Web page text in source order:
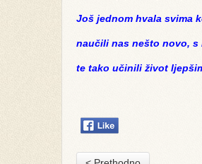
Još jednom hvala svima
naučili nas nešto novo, s
te tako učinili život